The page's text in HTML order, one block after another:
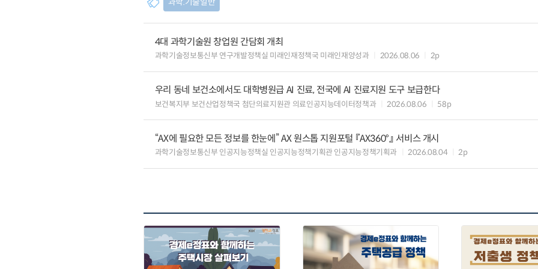
과학.기술일반
4대 과학기술원 창업원 간담회 개최
과학기술정보통신부 연구개발정책실 미래인재정책국 미래인재양성과 2026.08.06 2p
우리 동네 보건소에서도 대학병원급 AI 진료, 전국에 AI 진료지원 도구 보급한다
보건복지부 보건산업정책국 첨단의료지원관 의료인공지능데이터정책과 2026.08.06 58p
“AX에 필요한 모든 정보를 한눈에” AX 원스톱 지원포털 『AX360°』 서비스 개시
과학기술정보통신부 인공지능정책실 인공지능정책기획관 인공지능정책기획과 2026.08.04 2p